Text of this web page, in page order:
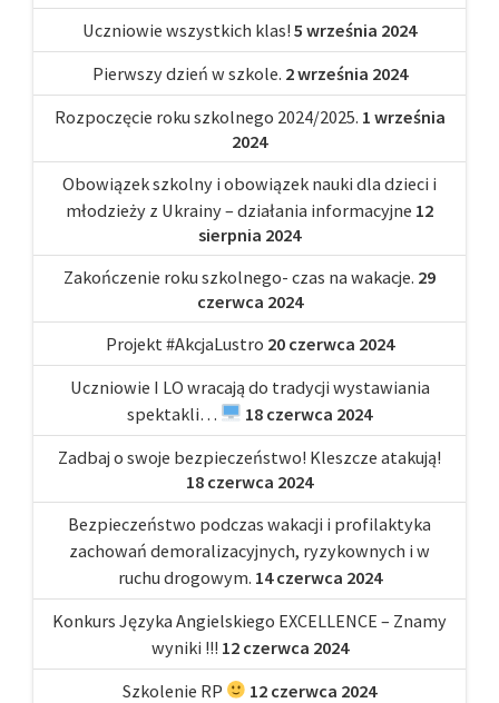
Uczniowie wszystkich klas! 5 września 2024
Pierwszy dzień w szkole. 2 września 2024
Rozpoczęcie roku szkolnego 2024/2025. 1 września
2024
Obowiązek szkolny i obowiązek nauki dla dzieci i
młodzieży z Ukrainy – działania informacyjne 12
sierpnia 2024
Zakończenie roku szkolnego- czas na wakacje. 29
czerwca 2024
Projekt #AkcjaLustro 20 czerwca 2024
Uczniowie I LO wracają do tradycji wystawiania
spektakli…
18 czerwca 2024
Zadbaj o swoje bezpieczeństwo! Kleszcze atakują!
18 czerwca 2024
Bezpieczeństwo podczas wakacji i profilaktyka
zachowań demoralizacyjnych, ryzykownych i w
ruchu drogowym. 14 czerwca 2024
Konkurs Języka Angielskiego EXCELLENCE – Znamy
wyniki !!! 12 czerwca 2024
Szkolenie RP
12 czerwca 2024